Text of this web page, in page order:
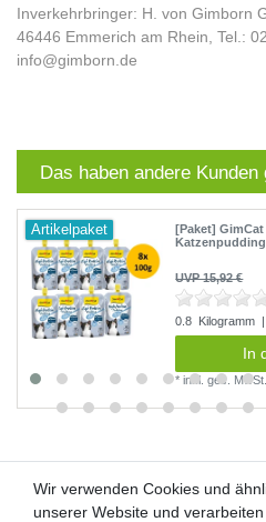
Inverkehrbringer: H. von Gimborn
46446 Emmerich am Rhein, Tel.:
info@gimborn.de
Das haben andere Kunden
Artikelpaket
[Paket]
UVP 15,92 €
0.8 Kilogramm
In
*inkl. ges. MwSt.
Wir verwenden Cookies und
unserer Website und
Wir verwenden Cookies und
unserer Website und